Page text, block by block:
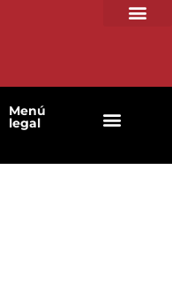
Menú
legal